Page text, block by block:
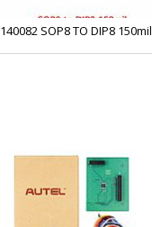
140082 SOP8 TO DIP8 150mil